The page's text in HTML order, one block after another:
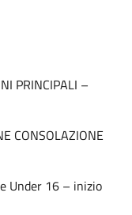
PRINCIPALI –
CONSOLAZIONE
Under 16 – inizio